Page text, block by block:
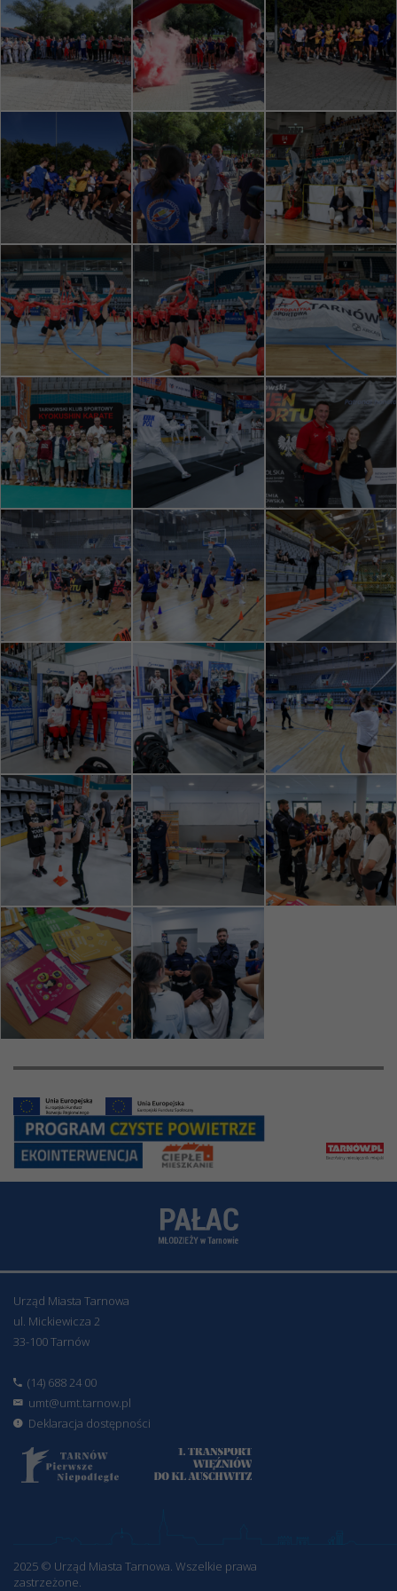
Urząd Miasta Tarnowa
ul. Mickiewicza 2
33-100 Tarnów
(14) 688 24 00
umt@umt.tarnow.pl
Deklaracja dostępności
2025 © Urząd Miasta Tarnowa. Wszelkie prawa
zastrzeżone.